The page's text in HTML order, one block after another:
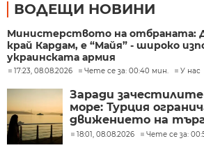
ВОДЕЩИ НОВИНИ
Министерството на отбраната:
край Кардам, е “Майя” - широко
украинската армия
17:23, 08.08.2026 Чете се за: 00:40 мин. У нас
Заради
море: Турция
движението на
кораби
18:01, 08.08.2026 Чете се за: